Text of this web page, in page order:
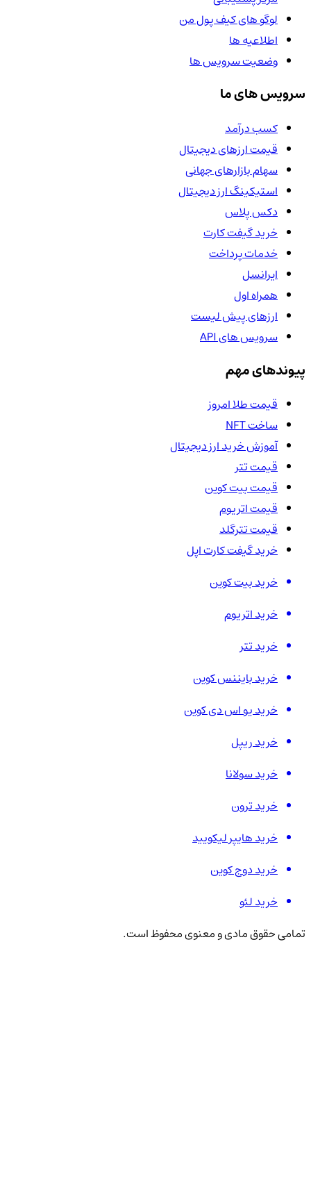
لوگو های کیف پول من
اطلاعیه ها
وضعیت سرویس ها
سرویس های ما
کسب درآمد
قیمت ارزهای دیجیتال
سهام بازارهای جهانی
استیکینگ ارز دیجیتال
دکس پلاس
خرید گیفت کارت
خدمات پرداخت
ایرانسل
همراه اول
ارزهای پیش لیست
سرویس های API
پیوندهای مهم
قیمت طلا امروز
ساخت NFT
آموزش خرید ارز دیجیتال
قیمت تتر
قیمت بیت کوین
قیمت اتریوم
قیمت تترگلد
خرید گیفت کارت اپل
خرید بیت کوین
خرید اتریوم
خرید تتر
خرید بایننس کوین
خرید یو اس دی کوین
خرید ریپل
خرید سولانا
خرید ترون
خرید هایپر لیکویید
خرید دوج کوین
خرید لئو
تمامی حقوق مادی و معنوی محفوظ است.